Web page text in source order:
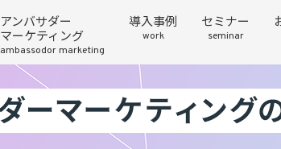
アンバサダー
マーケティング
ambassodor marketing
導入事例
work
セミナー
seminar